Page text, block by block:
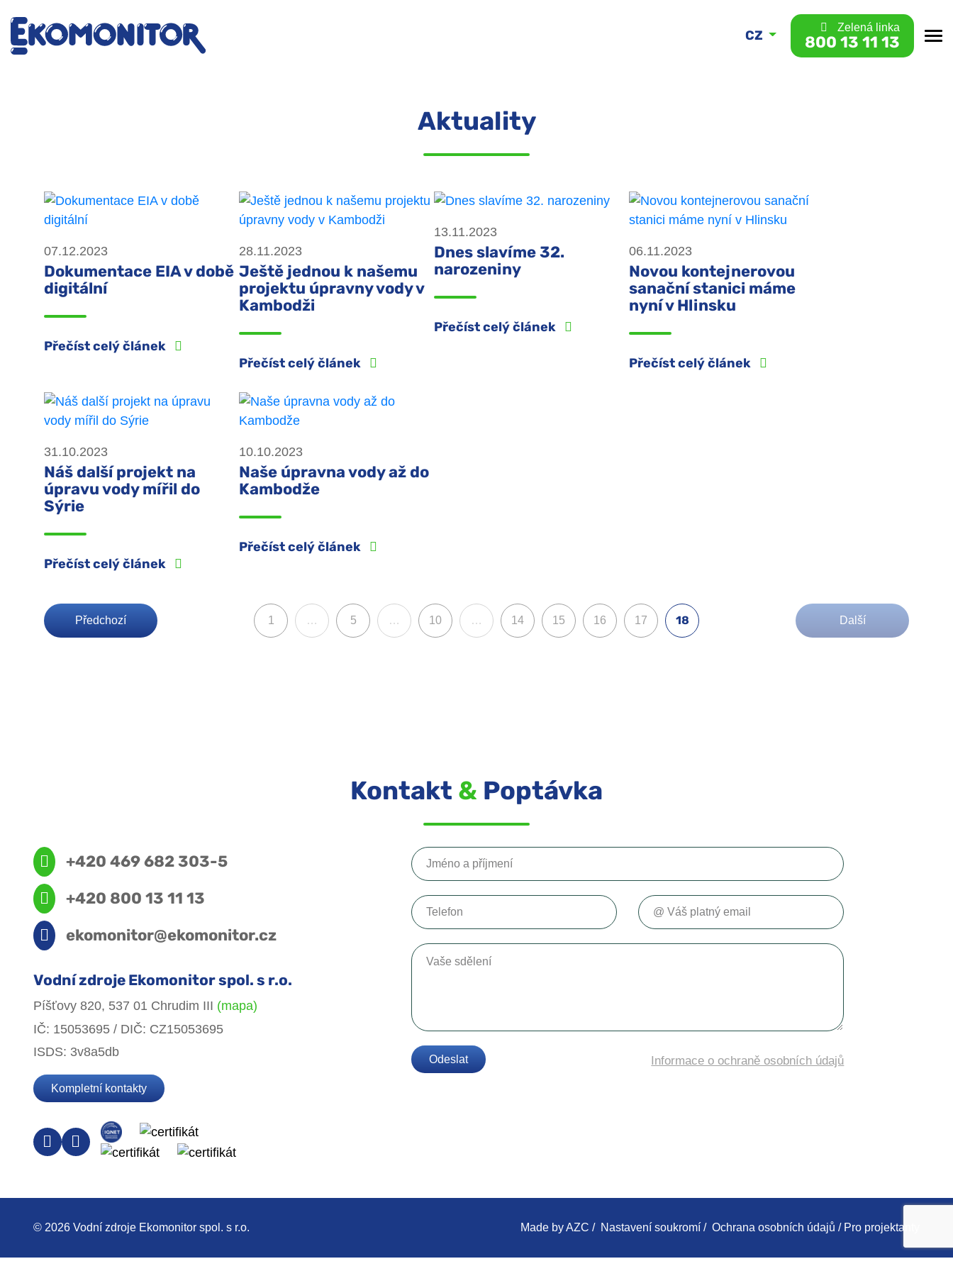
CZ
Zelená linka
800 13 11 13
Aktuality
07.12.2023
Dokumentace EIA v době
digitální
Přečíst celý článek
28.11.2023
Ještě jednou k našemu
projektu úpravny vody v
Kambodži
Přečíst celý článek
13.11.2023
Dnes slavíme 32.
narozeniny
Přečíst celý článek
06.11.2023
Novou kontejnerovou
sanační stanici máme
nyní v Hlinsku
Přečíst celý článek
31.10.2023
Náš další projekt na
úpravu vody mířil do
Sýrie
Přečíst celý článek
10.10.2023
Naše úpravna vody až do
Kambodže
Přečíst celý článek
Předchozí 1 … 5 … 10 … 14 15 16 17 18(aktuální) Další
Kontakt & Poptávka
+420 469 682 303-5
+420 800 13 11 13
ekomonitor@ekomonitor.cz
Vodní zdroje Ekomonitor spol. s r.o.
Píšťovy 820, 537 01 Chrudim III (mapa)
IČ: 15053695 / DIČ: CZ15053695
ISDS: 3v8a5db
Kompletní kontakty
Jméno a příjmení
Telefon Váš platný email
Vaše sdělení
Odeslat Informace o ochraně osobních údajů
© 2026 Vodní zdroje Ekomonitor spol. s r.o. Made byAZC / Nastavení soukromí / Ochrana osobních údajů / Pro projektanty